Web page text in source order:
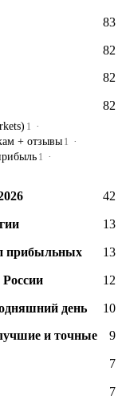
83
82
82
82
1
+ отзывы 1
1
42
13
прибыльных 13
12
день 10
и точные 9
7
7